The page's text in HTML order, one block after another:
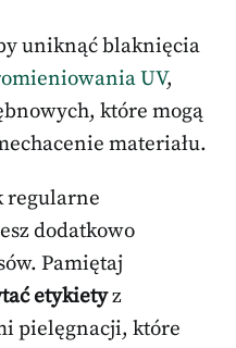
uniknąć blaknięcia
UV,
które mogą
materiału.
regularne
dodatkowo
Pamiętaj
etykietyz
pielęgnacji, które